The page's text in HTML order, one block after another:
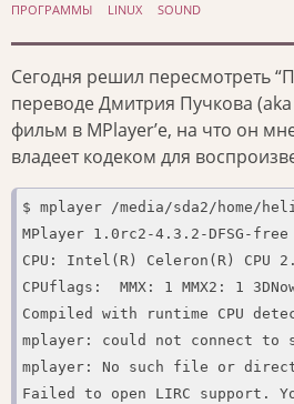
ПРОГРАММЫ LINUX SOUND
Сегодня решил пересмотреть
переводе Дмитрия Пучкова
фильм в MPlayer’е, на что он
владеет кодеком для
$ mplayer /media/sda2/home/
MPlayer 1.0rc2-4.3.2-DFSG-free
CPU: Intel(R) Celeron(R) CPU
CPUflags:  MMX: 1 MMX2: 1
Compiled with runtime CPU
mplayer: could not connect to
mplayer: No such file or
Failed to open LIRC support.